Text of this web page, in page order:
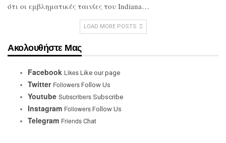
ότι οι εμβληματικές ταινίες του Indiana…
LOAD MORE POSTS
Ακολουθήστε Μας
Facebook Likes Like our page
Twitter Followers Follow Us
Youtube Subscribers Subscribe
Instagram Followers Follow Us
Telegram Friends Chat